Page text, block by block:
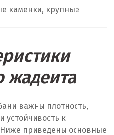
каменки, крупные
жадеита
важны плотность,
устойчивость к
приведены основные